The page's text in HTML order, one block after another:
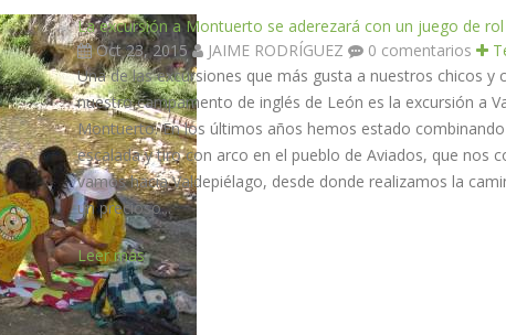
La excursión a Montuerto se aderezará con un juego de rol
Oct 23, 2015
JAIME RODRÍGUEZ 0 comentarios
Una de las excursiones que más gusta a nuestros chicos y
nuestro campamento de inglés de León es la excursión a
Montuerto. En los últimos años hemos estado
escalada y tiro con arco en el pueblo de Aviados, que nos
vamos hacia Valdepiélago, desde donde realizamos la
un precioso...
Leer más